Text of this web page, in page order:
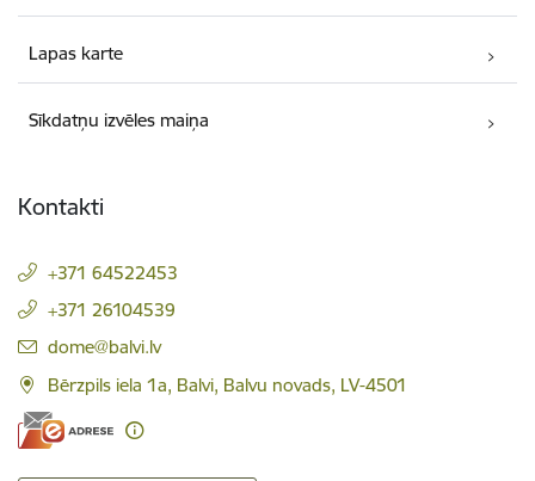
Lapas karte
Sīkdatņu izvēles maiņa
Kontakti
+371 64522453
+371 26104539
E-pasts:
dome@balvi.lv
Bērzpils iela 1a, Balvi, Balvu novads, LV-4501